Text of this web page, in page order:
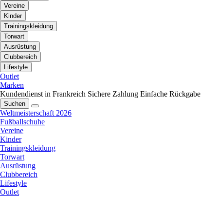
Vereine
Kinder
Trainingskleidung
Torwart
Ausrüstung
Clubbereich
Lifestyle
Outlet
Marken
Kundendienst in Frankreich Sichere Zahlung Einfache Rückgabe
Suchen
Weltmeisterschaft 2026
Fußballschuhe
Vereine
Kinder
Trainingskleidung
Torwart
Ausrüstung
Clubbereich
Lifestyle
Outlet